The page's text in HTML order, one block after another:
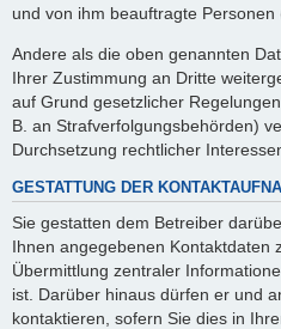
und von ihm beauftragte Personen
Andere als die oben genannten
Ihrer Zustimmung an Dritte
auf Grund gesetzlicher
B. an Strafverfolgungsbehörden)
Durchsetzung rechtlicher
GESTATTUNG DER
Sie gestatten dem Betreiber
Ihnen angegebenen Kontaktdaten
Übermittlung zentraler
ist. Darüber hinaus dürfen er und
kontaktieren, sofern Sie dies in